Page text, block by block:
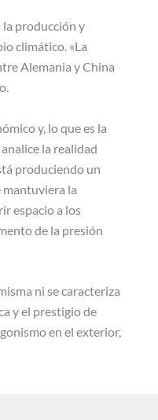
la producción y
climático. «La
Alemania y China
y, lo que es la
la realidad
produciendo un
mantuviera la
espacio a los
de la presión
ni se caracteriza
y el prestigio de
en el exterior,